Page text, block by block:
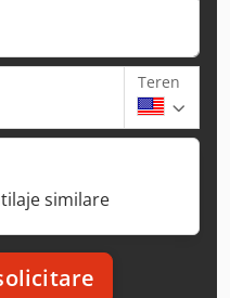
Teren
similare